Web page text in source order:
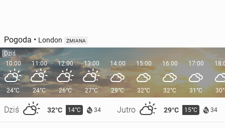
Pogoda • London ZMIANA
Dziś
10:00
24°C
Dziś 32°C 14°C 34 Jutro 29°C 15°C 34
11:00
24°C
12:00
26°C
13:00
27°C
14:00
29°C
15:00
32°C
16:00
32°C
17:00
31°C